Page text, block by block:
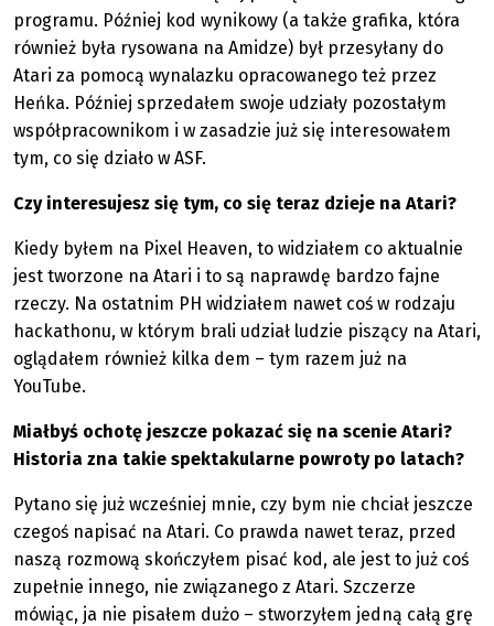
programu. Później kod wynikowy (a także grafika, która
również była rysowana na Amidze) był przesyłany do
Atari za pomocą wynalazku opracowanego też przez
Heńka. Później sprzedałem swoje udziały pozostałym
współpracownikom i w zasadzie już się interesowałem
tym, co się działo w ASF.
Czy interesujesz się tym, co się teraz dzieje na Atari?
Kiedy byłem na Pixel Heaven, to widziałem co aktualnie
jest tworzone na Atari i to są naprawdę bardzo fajne
rzeczy. Na ostatnim PH widziałem nawet coś w rodzaju
hackathonu, w którym brali udział ludzie piszący na Atari,
oglądałem również kilka dem – tym razem już na
YouTube.
Miałbyś ochotę jeszcze pokazać się na scenie Atari?
Historia zna takie spektakularne powroty po latach?
Pytano się już wcześniej mnie, czy bym nie chciał jeszcze
czegoś napisać na Atari. Co prawda nawet teraz, przed
naszą rozmową skończyłem pisać kod, ale jest to już coś
zupełnie innego, nie związanego z Atari. Szczerze
mówiąc, ja nie pisałem dużo – stworzyłem jedną całą grę